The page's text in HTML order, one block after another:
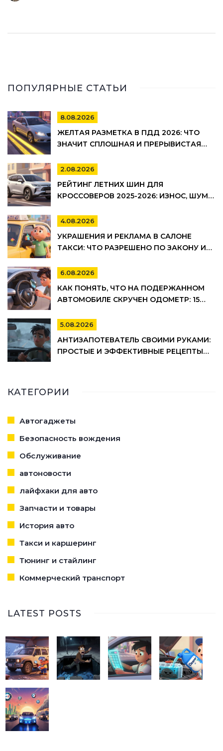
ПОПУЛЯРНЫЕ СТАТЬИ
8.08.2026
ЖЕЛТАЯ РАЗМЕТКА В ПДД 2026: ЧТО
ЗНАЧИТ СПЛОШНАЯ И ПРЕРЫВИСТАЯ
ШТРАФЫ
2.08.2026
РЕЙТИНГ ЛЕТНИХ ШИН ДЛЯ
КРОССОВЕРОВ 2025-2026: ИЗНОС, ШУМ И
4.08.2026
УКРАШЕНИЯ И РЕКЛАМА В САЛОНЕ
ТАКСИ: ЧТО РАЗРЕШЕНО ПО ЗАКОНУ И
6.08.2026
КАК ПОНЯТЬ, ЧТО НА ПОДЕРЖАННОМ
АВТОМОБИЛЕ СКРУЧЕН ОДОМЕТР: 15
5.08.2026
АНТИЗАПОТЕВАТЕЛЬ СВОИМИ РУКАМИ:
ПРОСТЫЕ И ЭФФЕКТИВНЫЕ РЕЦЕПТЫ
КАТЕГОРИИ
Автогаджеты
Безопасность вождения
Обслуживание
автоновости
лайфхаки для авто
Запчасти и товары
История авто
Такси и каршеринг
Тюнинг и стайлинг
Коммерческий транспорт
LATEST POSTS